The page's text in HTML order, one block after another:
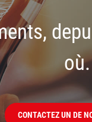
où.
CONTACTEZ UN DE